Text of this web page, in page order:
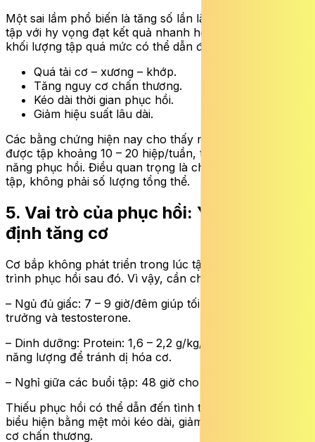
Một sai lầm phổ biến là tăng số lần lặp hoặc thời lượng
tập với hy vọng đạt kết quả nhanh hơn. Trên thực tế,
khối lượng tập quá mức có thể dẫn đến:
Quá tải cơ – xương – khớp.
Tăng nguy cơ chấn thương.
Kéo dài thời gian phục hồi.
Giảm hiệu suất lâu dài.
Các bằng chứng hiện nay cho thấy mỗi nhóm cơ nên
được tập khoảng 10 – 20 hiệp/tuần, tùy trình độ và khả
năng phục hồi. Điều quan trọng là chất lượng từng hiệp
tập, không phải số lượng tổng thể.
5. Vai trò của phục hồi: Yếu tố quyết
định tăng cơ
Cơ bắp không phát triển trong lúc tập mà trong quá
trình phục hồi sau đó. Vì vậy, cần chú trọng:
– Ngủ đủ giấc: 7 – 9 giờ/đêm giúp tối ưu hormone tăng
trưởng và testosterone.
– Dinh dưỡng: Protein: 1,6 – 2,2 g/kg/ngày, bổ sung đủ
năng lượng để tránh dị hóa cơ.
– Nghỉ giữa các buổi tập: 48 giờ cho cùng nhóm cơ.
Thiếu phục hồi có thể dẫn đến tình trạng “overtraining”,
biểu hiện bằng mệt mỏi kéo dài, giảm sức mạnh và nguy
cơ chấn thương.